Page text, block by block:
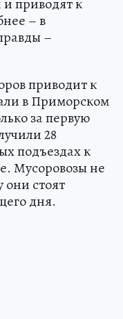
приводят к
– в
–
приводит к
в Приморском
за первую
28
подъездах к
Мусоровозы не
они стоят
дня.